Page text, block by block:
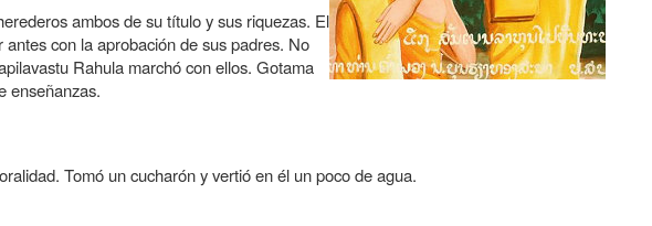
ambos de su título y sus riquezas. El
con la aprobación de sus padres. No
Rahula marchó con ellos. Gotama
enseñanzas.
Tomó un cucharón y vertió en él un poco de agua.